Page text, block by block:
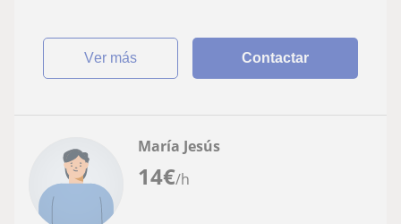
ver más Contactar
14€/h
María Jesús